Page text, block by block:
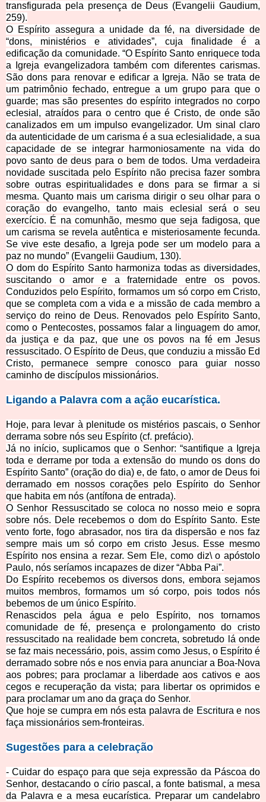
transfigurada pela presença de Deus (Evangelii Gaudium,
259).
O Espírito assegura a unidade da fé, na diversidade de
“dons, ministérios e atividades”, cuja finalidade é a
edificação da comunidade. “O Espírito Santo enriquece toda
a Igreja evangelizadora também com diferentes carismas.
São dons para renovar e edificar a Igreja. Não se trata de
um patrimônio fechado, entregue a um grupo para que o
guarde; mas são presentes do espírito integrados no corpo
eclesial, atraídos para o centro que é Cristo, de onde são
canalizados em um impulso evangelizador. Um sinal claro
da autenticidade de um carisma é a sua eclesialidade, a sua
capacidade de se integrar harmoniosamente na vida do
povo santo de deus para o bem de todos. Uma verdadeira
novidade suscitada pelo Espírito não precisa fazer sombra
sobre outras espiritualidades e dons para se firmar a si
mesma. Quanto mais um carisma dirigir o seu olhar para o
coração do evangelho, tanto mais eclesial será o seu
exercício. É na comunhão, mesmo que seja fadigosa, que
um carisma se revelaautêntica e misteriosamente fecunda.
Se vive este desafio, a Igreja pode ser um modelo para a
paz no mundo” (Evangelii Gaudium, 130).
O dom do Espírito Santo harmoniza todas as diversidades,
suscitando o amor e a fraternidade entre os povos.
Conduzidos pelo Espírito, formamos um só corpo em Cristo,
que se completa com a vida e a missão de cada membro a
serviço do reino de Deus. Renovados pelo Espírito Santo,
como o Pentecostes, possamos falar a linguagem do amor,
da justiça e da paz, que une os povos na fé em Jesus
ressuscitado. O Espírito de Deus, que conduziu a missão Ed
Cristo, permanece sempre conosco para guiar nosso
caminho de discípulos missionários.
Ligando a Palavra com a ação eucarística.
Hoje, para levar à plenitude os mistérios pascais, o Senhor
derrama sobre nós seu Espírito (cf. prefácio).
Já no início, suplicamos que o Senhor: “santifique a Igreja
toda e derrame por toda a extensão do mundo os dons do
Espírito Santo” (oração do dia) e, de fato, o amor de Deus foi
derramado em nossos corações pelo Espírito do Senhor
que habita em nós (antífona de entrada).
O Senhor Ressuscitado se coloca no nosso meio e sopra
sobre nós. Dele recebemos o dom do Espírito Santo. Este
vento forte, fogo abrasador, nos tira da dispersão e nos faz
sempre mais um só corpo em cristo Jesus. Esse mesmo
Espírito nos ensina a rezar. Sem Ele, como diz\ o apóstolo
Paulo, nós seríamos incapazes de dizer “Abba Pai”.
Do Espírito recebemos os diversos dons, embora sejamos
muitos membros, formamos um só corpo, pois todos nós
bebemos de um único Espírito.
Renascidos pela água e pelo Espírito, nos tornamos
comunidade de fé, presença e prolongamento do cristo
ressuscitado na realidade bem concreta, sobretudo lá onde
se faz mais necessário, pois, assim como Jesus, o Espírito é
derramado sobre nós e nos envia para anunciar a Boa-Nova
aos pobres; para proclamar a liberdade aos cativos e aos
cegos e recuperação da vista; para libertar os oprimidos e
para proclamar um ano da graça do Senhor.
Que hojese cumpra em nós esta palavra de Escritura e nos
faça missionários sem-fronteiras.
Sugestões para a celebração
- Cuidar do espaço para que seja expressão da Páscoa do
Senhor, destacando o círio pascal, a fonte batismal, a mesa
da Palavra e a mesa eucarística. Preparar um candelabro